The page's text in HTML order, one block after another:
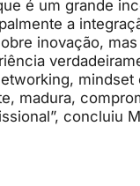
é um grande
a
inovação,
madura,
concluiu